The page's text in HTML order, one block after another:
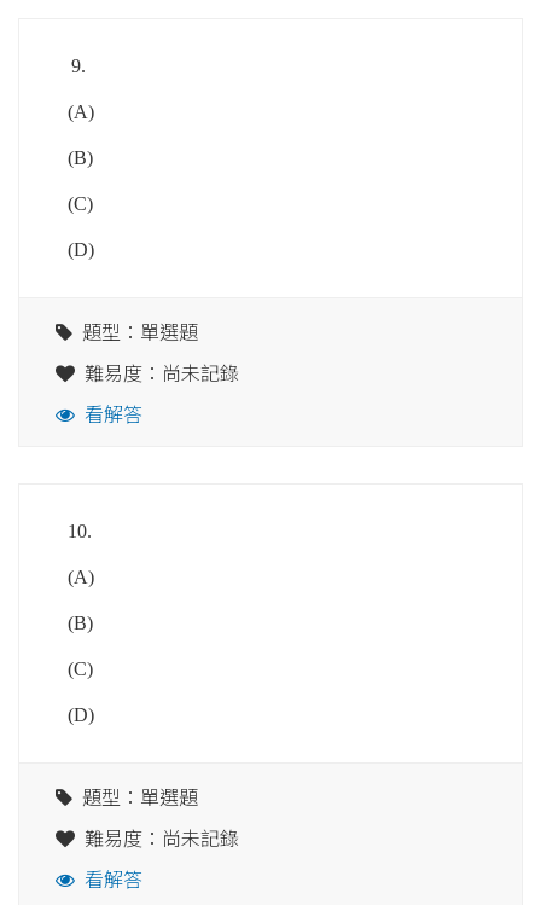
9.
(A)
(B)
(C)
(D)
題型：單選題
難易度：尚未記錄
看解答
10.
(A)
(B)
(C)
(D)
題型：單選題
難易度：尚未記錄
看解答